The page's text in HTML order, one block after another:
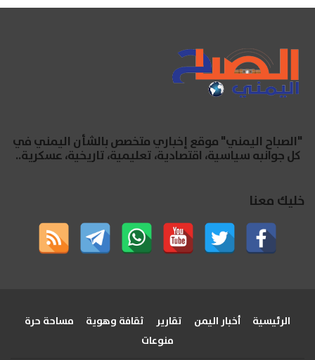
"الصباح اليمني" موقع إخباري متخصص بالشأن اليمني في
كل جوانبه سياسية، اقتصادية، تعليمية، تاريخية، عسكرية..
خليك معنا
الرئيسية أخبار اليمن تقارير ثقافة وهوية
مساحة حرة
منوعات